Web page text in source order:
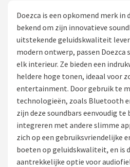
Blog
Muziekstijlen
Sonos
JBL
Samsung
Shop
Doezca is een opkomend merk in
bekend om zijn innovatieve
uitstekende geluidskwaliteit
modern ontwerp, passen Doezca
elk interieur. Ze bieden een
heldere hoge tonen, ideaal voor
entertainment. Door gebruik te
technologieën, zoals Bluetooth
zijn deze soundbars eenvoudig te
integreren met andere slimme
zich op een gebruiksvriendelijke
boeten op geluidskwaliteit, en is
aantrekkelijke optie voor